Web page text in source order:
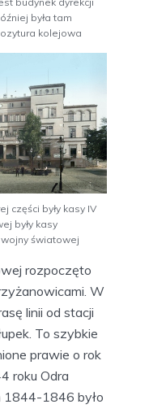
była tam
kolejowa
części były kasy IV
były kasy
światowej
rozpoczęto
W
linii od stacji
To szybkie
prawie o rok
roku Odra
1844-1846 było